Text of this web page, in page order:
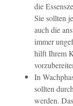
die
Sie sollten
auch die
immer
hilft Ihrem
In
sollten
werden.